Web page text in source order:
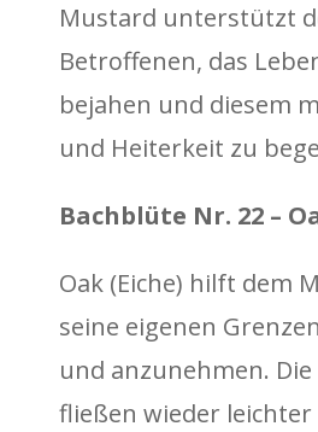
Mustard unterstützt
Betroffenen, das
bejahen und diesem
und Heiterkeit zu
Bachblüte Nr. 22 –
Oak (Eiche) hilft dem
seine eigenen
und anzunehmen. Die
fließen wieder